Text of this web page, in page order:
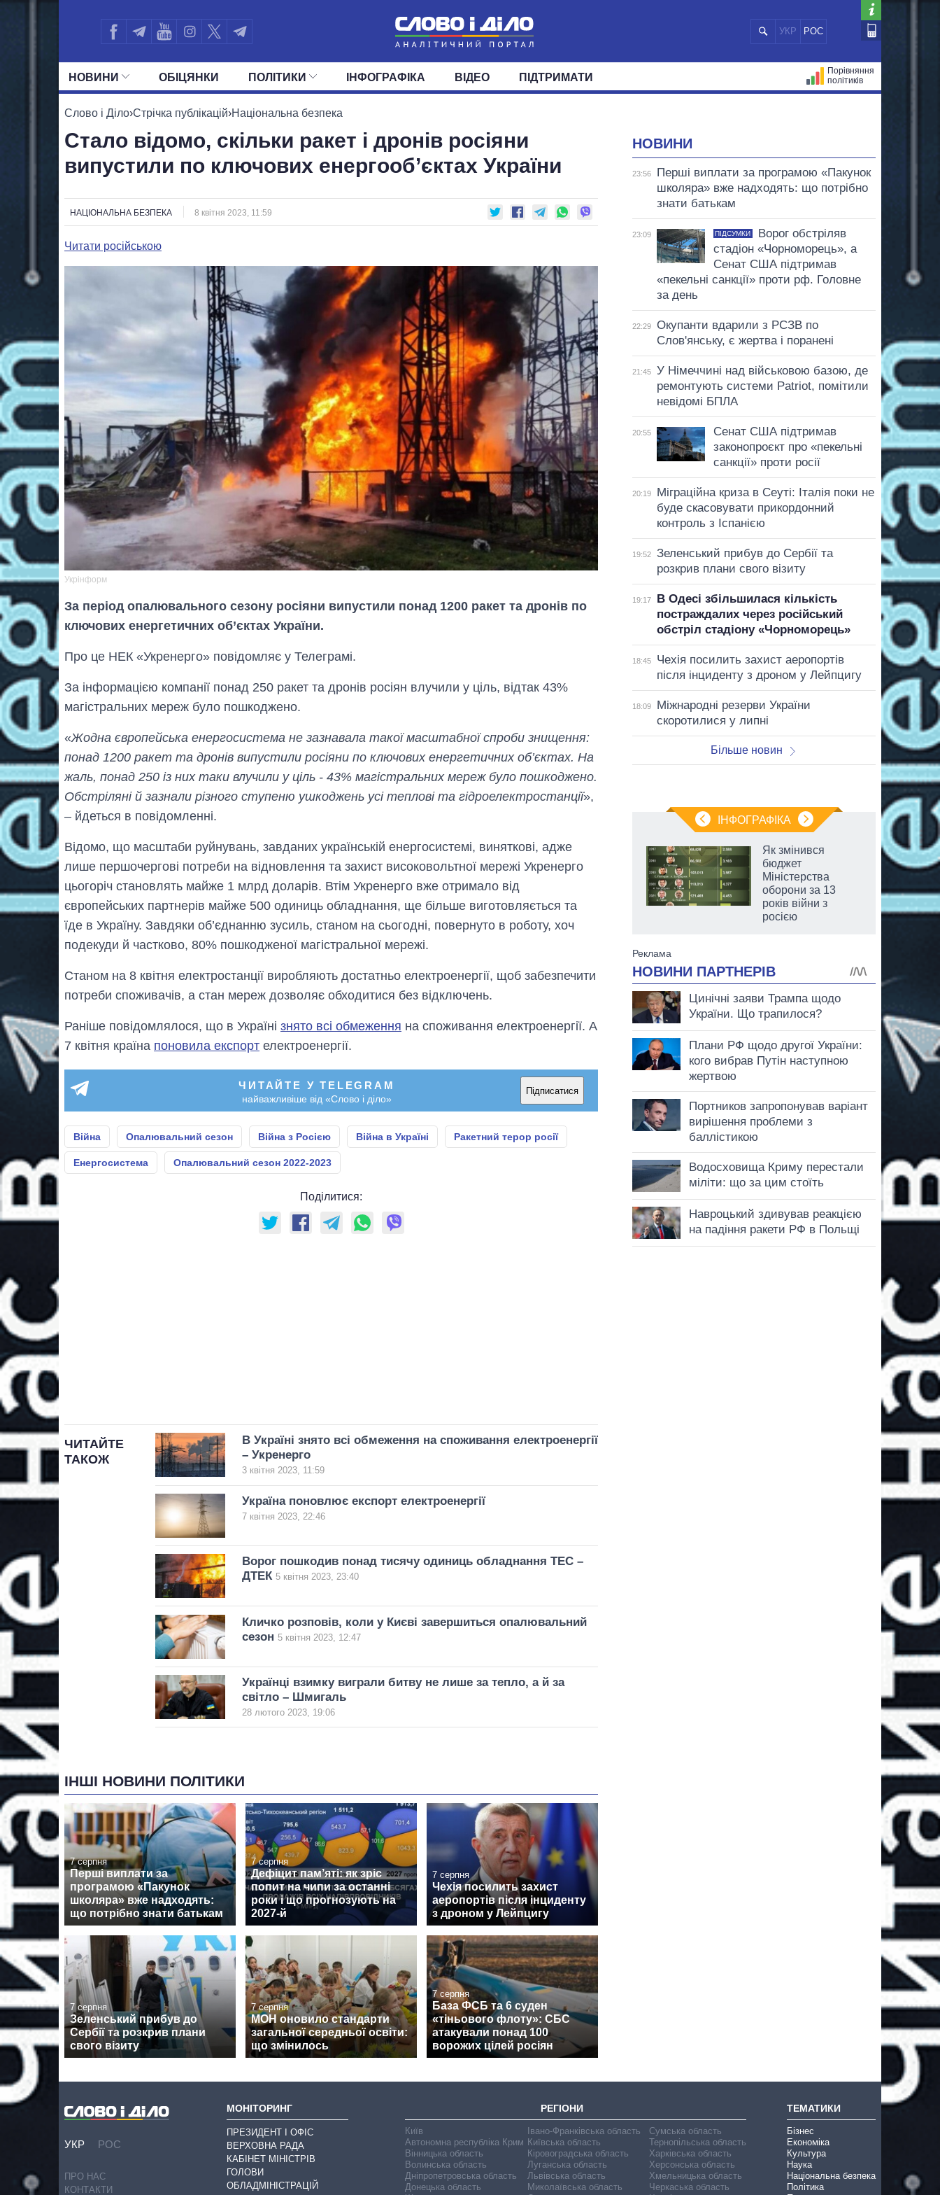
УКР РОС
НОВИНИ
СТРІЧКА
ПОЛІТИКА ЕКОНОМІКА СУСПІЛЬСТВО
ОБIЦЯНКИ ПОЛIТИКИ
УСІ ПОЛІТИКИ ПРЕЗИДЕНТ І ОФІС ВЕРХОВНА РАДА
ДЕПУТАТИ КОМІТЕТИ ФРАКЦІЇ
ІНФОГРАФІКА ВІДЕО ПІДТРИМАТИ
Порівняння
політиків
Слово і Діло›Стрічка публікацій›Національна безпека
Стало відомо, скільки ракет і дронів росіяни
випустили по ключових енергооб’єктах України
НАЦІОНАЛЬНА БЕЗПЕКА 8 квітня 2023, 11:59
Читати російською
Укрінформ
За період опалювального сезону росіяни випустили понад 1200 ракет та дронів по
ключових енергетичних об’єктах України.
Про це НЕК «Укренерго» повідомляє у Телеграмі.
За інформацією компанії понад 250 ракет та дронів росіян влучили у ціль, відтак 43%
магістральних мереж було пошкоджено.
«Жодна європейська енергосистема не зазнавала такої масштабної спроби знищення:
понад 1200 ракет та дронів випустили росіяни по ключових енергетичних об’єктах. На
жаль, понад 250 із них таки влучили у ціль - 43% магістральних мереж було пошкоджено.
Обстріляні й зазнали різного ступеню ушкоджень усі теплові та гідроелектростанції»,
– йдеться в повідомленні.
Відомо, що масштаби руйнувань, завданих українській енергосистемі, виняткові, адже
лише першочергові потреби на відновлення та захист високовольтної мережі Укренерго
цьогоріч становлять майже 1 млрд доларів. Втім Укренерго вже отримало від
європейських партнерів майже 500 одиниць обладнання, ще більше виготовляється та
їде в Україну. Завдяки об’єднанню зусиль, станом на сьогодні, повернуто в роботу, хоч
подекуди й частково, 80% пошкодженої магістральної мережі.
Станом на 8 квітня електростанції виробляють достатньо електроенергії, щоб забезпечити
потреби споживачів, а стан мереж дозволяє обходитися без відключень.
Раніше повідомлялося, що в Україні знято всі обмеження на споживання електроенергії. А
7 квітня країна поновила експорт електроенергії.
ЧИТАЙТЕ У TELEGRAM
найважливіше від «Слово і діло»
Підписатися
Війна Опалювальний сезон Війна з Росією Війна в Україні Ракетний терор росії
Енергосистема Опалювальний сезон 2022-2023
Поділитися:
ЧИТАЙТЕ
ТАКОЖ
В Україні знято всі обмеження на споживання електроенергії
– Укренерго
3 квітня 2023, 11:59
Україна поновлює експорт електроенергії
7 квітня 2023, 22:46
Ворог пошкодив понад тисячу одиниць обладнання ТЕС –
ДТЕК 5 квітня 2023, 23:40
Кличко розповів, коли у Києві завершиться опалювальний
сезон 5 квітня 2023, 12:47
Українці взимку виграли битву не лише за тепло, а й за
світло – Шмигаль
28 лютого 2023, 19:06
ІНШІ НОВИНИ ПОЛІТИКИ
7 серпня
Перші виплати за
програмою «Пакунок
школяра» вже надходять:
що потрібно знати батькам
7 серпня
Дефіцит пам’яті: як зріс
попит на чипи за останні
роки і що прогнозують на
2027-й
7 серпня
Чехія посилить захист
аеропортів після інциденту
з дроном у Лейпцигу
7 серпня
Зеленський прибув до
Сербії та розкрив плани
свого візиту
7 серпня
МОН оновило стандарти
загальної середньої освіти:
що змінилось
7 серпня
База ФСБ та 6 суден
«тіньового флоту»: СБС
атакували понад 100
ворожих цілей росіян
НОВИНИ
23:56
Перші виплати за програмою «Пакунок
школяра» вже надходять: що потрібно
знати батькам
23:09 ПІДСУМКИ
Ворог обстріляв
стадіон «Чорноморець», а
Сенат США підтримав
«пекельні санкції» проти рф. Головне
за день
22:29
Окупанти вдарили з РСЗВ по
Слов'янську, є жертва і поранені
21:45
У Німеччині над військовою базою, де
ремонтують системи Patriot, помітили
невідомі БПЛА
20:55
Сенат США підтримав
законопроєкт про «пекельні
санкції» проти росії
20:19
Міграційна криза в Сеуті: Італія поки не
буде скасовувати прикордонний
контроль з Іспанією
19:52
Зеленський прибув до Сербії та
розкрив плани свого візиту
19:17
В Одесі збільшилася кількість
постраждалих через російський
обстріл стадіону «Чорноморець»
18:45
Чехія посилить захист аеропортів
після інциденту з дроном у Лейпцигу
18:09
Міжнародні резерви України
скоротилися у липні
Більше новин
ІНФОГРАФІКА
Дефіцит пам’яті:
як зріс попит на
чипи за останні
роки і що
прогнозують на
Як змінився
бюджет
Міністерства
оборони за 13
років війни з
росією
УКР РОС
ПРО НАС
КОНТАКТИ
МОНІТОРИНГ
ПРЕЗИДЕНТ І ОФІС
ВЕРХОВНА РАДА
КАБІНЕТ МІНІСТРІВ
ГОЛОВИ
ОБЛАДМІНІСТРАЦІЙ
РЕГІОНИ
Київ
Автономна республіка Крим
Вінницька область
Волинська область
Дніпропетровська область
Донецька область
Івано-Франківська область
Київська область
Кіровоградська область
Луганська область
Львівська область
Миколаївська область
Сумська область
Тернопільська область
Харківська область
Херсонська область
Хмельницька область
Черкаська область
ТЕМАТИКИ
Бізнес
Економіка
Культура
Наука
Національна безпека
Політика